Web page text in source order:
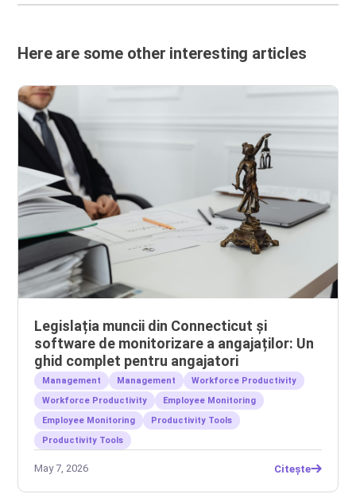
Here are some other interesting articles
Legislația muncii din Connecticut și
software de monitorizare a angajaților: Un
ghid complet pentru angajatori
Management Management
Workforce Productivity
Workforce Productivity
Employee Monitoring
Employee Monitoring
Productivity Tools
Productivity Tools
May 7, 2026 Citește